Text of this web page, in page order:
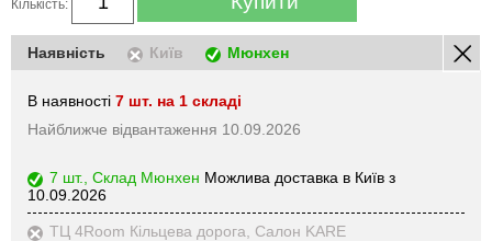
Кількість:
Наявність Київ Мюнхен
В наявності 7 шт. на 1 складі
Найближче відвантаження 10.09.2026
7 шт., Склад Мюнхен Можлива доставка в Київ з
10.09.2026
ТЦ 4Room Кільцева дорога, Салон KARE